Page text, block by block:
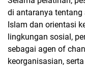
di antaranya tentang
Islam dan orientasi
lingkungan sosial,
sebagai agen of
keorganisasian,